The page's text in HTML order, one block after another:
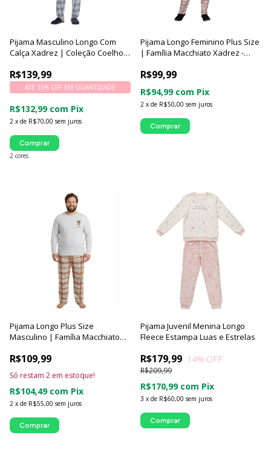
Pijama Masculino Longo Com
Calça Xadrez | Coleção Coelho -
R$139,99
2 x de R$70,00 sem juros
ATÉ 15% OFF EM QUANTIDADE
R$132,99 com Pix
2 cores
Comprar
Pijama Longo Feminino Plus Size
| Família Macchiato Xadrez -
R$99,99
2 x de R$50,00 sem juros
R$94,99 com Pix
Comprar
Pijama Longo Plus Size
Masculino | Família Macchiato
R$109,99
2 x de R$55,00 sem juros
R$104,49 com Pix
Só restam 2 em estoque!
Comprar
Pijama Juvenil Menina Longo
Fleece Estampa Luas e Estrelas
R$179,99
R$209,99
14% OFF
3 x de R$60,00 sem juros
R$170,99 com Pix
Comprar